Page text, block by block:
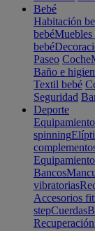
Bebé
Habitación
bebéMuebles
bebé
Paseo Coche
Baño e
Textil bebé
Seguridad
Deporte
spinning
Bancos
vibratorias
Accesorios
stepCuerdas